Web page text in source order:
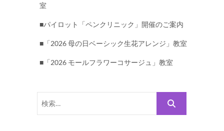
室
■パイロット「ペンクリニック」開催のご案内
■「2026 母の日ベーシック生花アレンジ」教室
■「2026 モールフラワーコサージュ」教室